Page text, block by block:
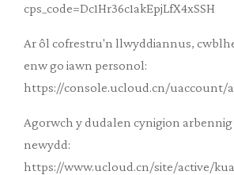
cps_code=Dc1Hr36c1akEpjLfX4xSSH
Ar ôl cofrestru'n llwyddiannus,
enw go iawn personol:
https://console.ucloud.cn/uaccount/
Agorwch y dudalen cynigion
newydd:
https://www.ucloud.cn/site/active/